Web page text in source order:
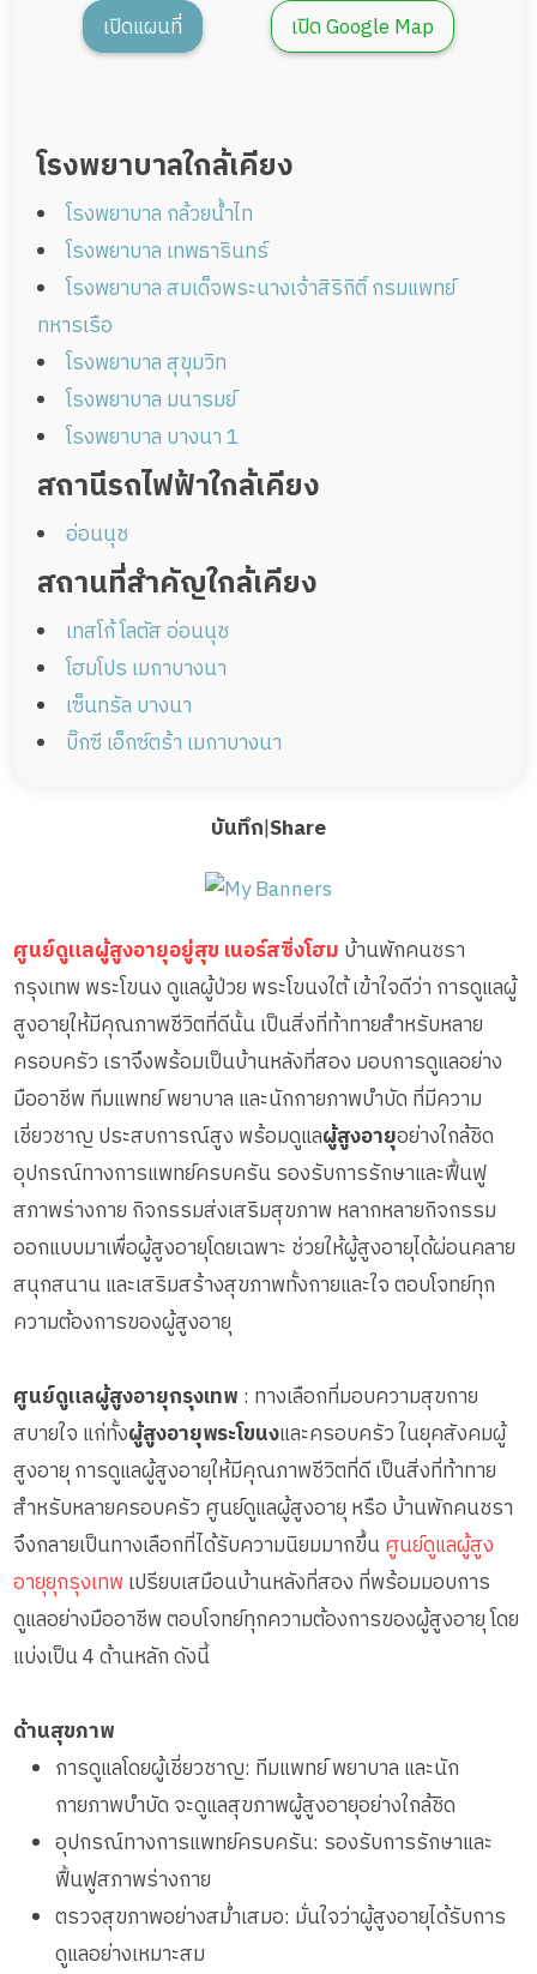
เปิดแผนที่ เปิด Google Map
โรงพยาบาลใกล้เคียง
โรงพยาบาล กล้วยน้ำไท
โรงพยาบาล เทพธารินทร์
โรงพยาบาล สมเด็จพระนางเจ้าสิริกิติ์ กรมแพทย์
ทหารเรือ
โรงพยาบาล สุขุมวิท
โรงพยาบาล มนารมย์
โรงพยาบาล บางนา 1
สถานีรถไฟฟ้าใกล้เคียง
อ่อนนุช
สถานที่สำคัญใกล้เคียง
เทสโก้ โลตัส อ่อนนุช
โฮมโปร เมกาบางนา
เซ็นทรัล บางนา
บิ๊กซี เอ็กซ์ตร้า เมกาบางนา
บันทึก|Share
ศูนย์ดูแลผู้สูงอายุอยู่สุข เนอร์สซิ่งโฮม บ้านพักคนชรา
กรุงเทพ พระโขนง ดูแลผู้ป่วย พระโขนงใต้ เข้าใจดีว่า การดูแลผู้
สูงอายุให้มีคุณภาพชีวิตที่ดีนั้น เป็นสิ่งที่ท้าทายสำหรับหลาย
ครอบครัว เราจึงพร้อมเป็นบ้านหลังที่สอง มอบการดูแลอย่าง
มืออาชีพ ทีมแพทย์ พยาบาล และนักกายภาพบำบัด ที่มีความ
เชี่ยวชาญ ประสบการณ์สูง พร้อมดูแลผู้สูงอายุอย่างใกล้ชิด
อุปกรณ์ทางการแพทย์ครบครัน รองรับการรักษาและฟื้นฟู
สภาพร่างกาย กิจกรรมส่งเสริมสุขภาพ หลากหลายกิจกรรม
ออกแบบมาเพื่อผู้สูงอายุโดยเฉพาะ ช่วยให้ผู้สูงอายุได้ผ่อนคลาย
สนุกสนาน และเสริมสร้างสุขภาพทั้งกายและใจ ตอบโจทย์ทุก
ความต้องการของผู้สูงอายุ
ศูนย์ดูแลผู้สูงอายุกรุงเทพ : ทางเลือกที่มอบความสุขกาย
สบายใจ แก่ทั้งผู้สูงอายุพระโขนงและครอบครัว ในยุคสังคมผู้
สูงอายุ การดูแลผู้สูงอายุให้มีคุณภาพชีวิตที่ดี เป็นสิ่งที่ท้าทาย
สำหรับหลายครอบครัว ศูนย์ดูแลผู้สูงอายุ หรือ บ้านพักคนชรา
จึงกลายเป็นทางเลือกที่ได้รับความนิยมมากขึ้นศูนย์ดูแลผู้สูง
อายุยุกรุงเทพเปรียบเสมือนบ้านหลังที่สอง ที่พร้อมมอบการ
ดูแลอย่างมืออาชีพ ตอบโจทย์ทุกความต้องการของผู้สูงอายุ โดย
แบ่งเป็น 4 ด้านหลัก ดังนี้
ด้านสุขภาพ
การดูแลโดยผู้เชี่ยวชาญ: ทีมแพทย์ พยาบาล และนัก
กายภาพบำบัด จะดูแลสุขภาพผู้สูงอายุอย่างใกล้ชิด
อุปกรณ์ทางการแพทย์ครบครัน: รองรับการรักษาและ
ฟื้นฟูสภาพร่างกาย
ตรวจสุขภาพอย่างสม่ำเสมอ: มั่นใจว่าผู้สูงอายุได้รับการ
ดูแลอย่างเหมาะสม